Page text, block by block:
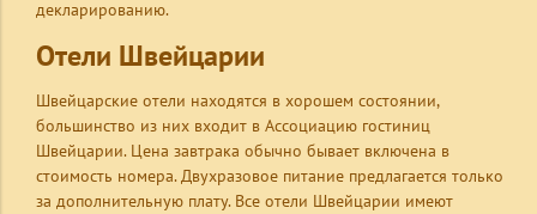
декларированию.
Отели Швейцарии
Швейцарские отели находятся в хорошем состоянии,
большинство из них входит в Ассоциацию гостиниц
Швейцарии. Цена завтрака обычно бывает включена в
стоимость номера. Двухразовое питание предлагается только
за дополнительную плату. Все отели Швейцарии имеют